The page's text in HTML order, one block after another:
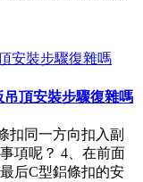
頂安裝步驟復雜嗎
扣同一方向扣入副
項呢？ 4、在前面
后C型鋁條扣的安